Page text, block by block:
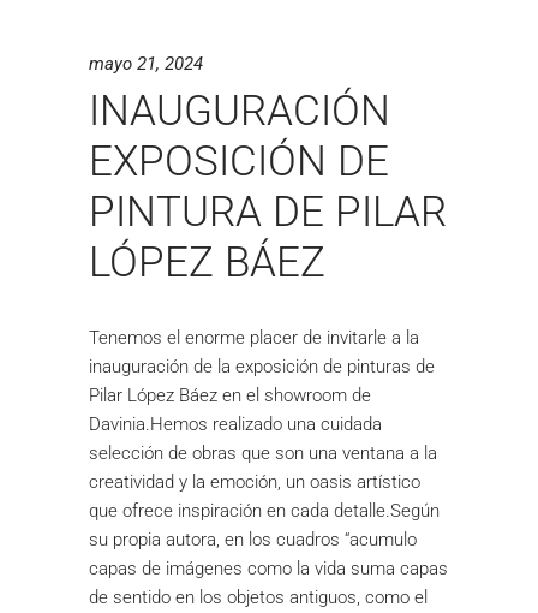
mayo 21, 2024
INAUGURACIÓN
EXPOSICIÓN DE
PINTURA DE PILAR
LÓPEZ BÁEZ
Tenemos el enorme placer de invitarle a la
inauguración de la exposición de pinturas de
Pilar López Báez en el showroom de
Davinia.Hemos realizado una cuidada
selección de obras que son una ventana a la
creatividad y la emoción, un oasis artístico
que ofrece inspiración en cada detalle.Según
su propia autora, en los cuadros “acumulo
capas de imágenes como la vida suma capas
de sentido en los objetos antiguos, como el